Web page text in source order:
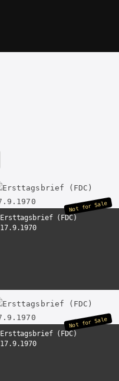
Ersttagsbrief (FDC)
17.9.1970
Not for Sale
Ersttagsbrief (FDC)
17.9.1970
Not for Sale